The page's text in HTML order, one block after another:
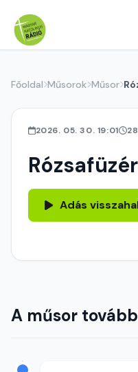
Főoldal Műsorok Műsor
2026. 05. 30. 19:01
Adás
A műsor